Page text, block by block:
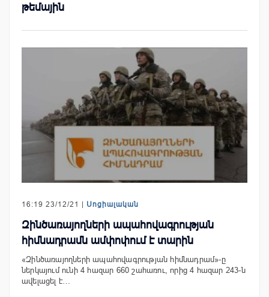
թեմային
16:19 23/12/21 | Սոցիալական
Զինծառայողների ապահովագրության
հիմնադրամն ամփոփում է տարին
«Զինծառայողների ապահովագրության հիմնադրամ»-ը
ներկայում ունի 4 հազար 660 շահառու, որից 4 հազար 243-ն
ավելացել է…